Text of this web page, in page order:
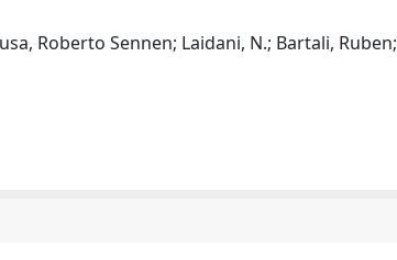
Roberto Sennen; Laidani, N.; Bartali, Ruben;